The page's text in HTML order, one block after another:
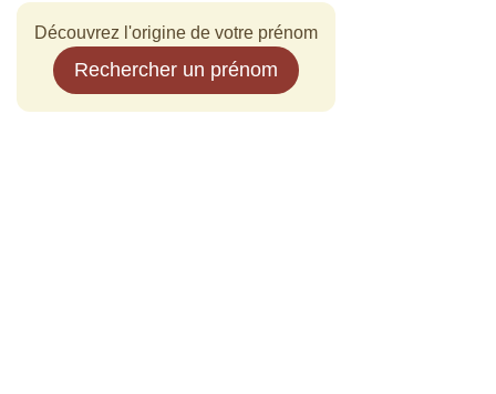
Découvrez l'origine de votre prénom
Rechercher un prénom